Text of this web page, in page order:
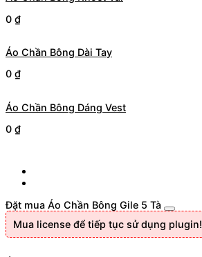
0 ₫
Áo Chần Bông Dài Tay
0 ₫
Áo Chần Bông Dáng Vest
0 ₫
Đặt mua Áo Chần Bông Gile 5 Tà
Mua license để tiếp tục sử dụng plugin!